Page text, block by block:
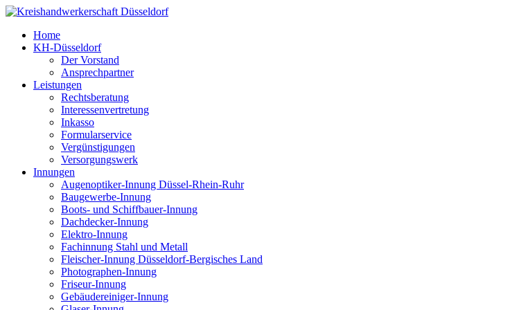
Home
KH-Düsseldorf
Der Vorstand
Ansprechpartner
Leistungen
Rechtsberatung
Interessenvertretung
Inkasso
Formularservice
Vergünstigungen
Versorgungswerk
Innungen
Augenoptiker-Innung Düssel-Rhein-Ruhr
Baugewerbe-Innung
Boots- und Schiffbauer-Innung
Dachdecker-Innung
Elektro-Innung
Fachinnung Stahl und Metall
Fleischer-Innung Düsseldorf-Bergisches Land
Photographen-Innung
Friseur-Innung
Gebäudereiniger-Innung